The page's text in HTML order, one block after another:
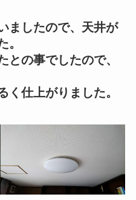
ましたので、天井が
。
との事でしたので、
く仕上がりました。